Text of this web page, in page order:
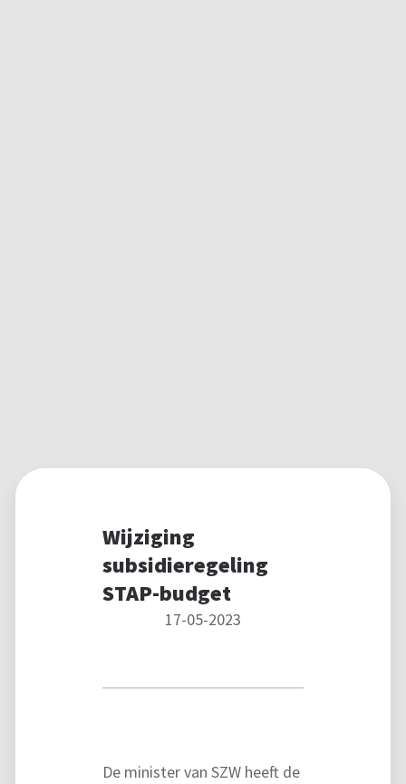
Wijziging
subsidieregeling
STAP-budget
17-05-2023
De minister van SZW heeft de